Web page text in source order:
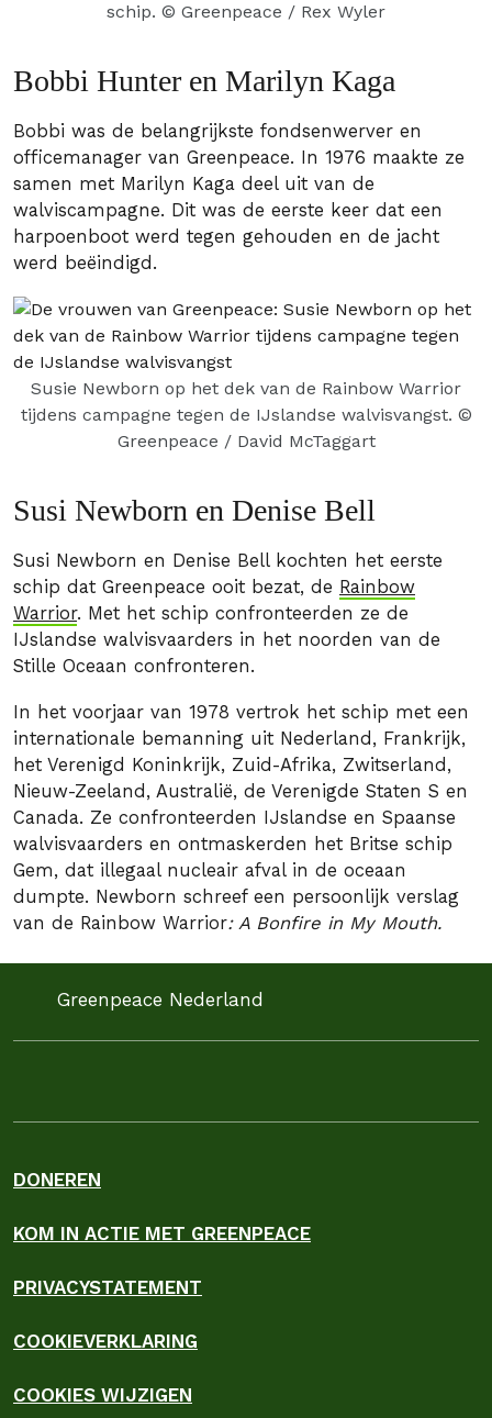
schip. © Greenpeace / Rex Wyler
Bobbi Hunter en Marilyn Kaga
Bobbi was de belangrijkste fondsenwerver en
officemanager van Greenpeace. In 1976 maakte ze
samen met Marilyn Kaga deel uit van de
walviscampagne. Dit was de eerste keer dat een
harpoenboot werd tegen gehouden en de jacht
werd beëindigd.
Susie Newborn op het dek van de Rainbow Warrior
tijdens campagne tegen de IJslandse walvisvangst. ©
Greenpeace / David McTaggart
Susi Newborn en Denise Bell
Susi Newborn en Denise Bell kochten het eerste
schip dat Greenpeace ooit bezat, de Rainbow
Warrior. Met het schip confronteerden ze de
IJslandse walvisvaarders in het noorden van de
Stille Oceaan confronteren.
In het voorjaar van 1978 vertrok het schip met een
internationale bemanning uit Nederland, Frankrijk,
het Verenigd Koninkrijk, Zuid-Afrika, Zwitserland,
Nieuw-Zeeland, Australië, de Verenigde Staten S en
Canada. Ze confronteerden IJslandse en Spaanse
walvisvaarders en ontmaskerden het Britse schip
Gem, dat illegaal nucleair afval in de oceaan
dumpte. Newborn schreef een persoonlijk verslag
van de Rainbow Warrior: A Bonfire in My Mouth.
Greenpeace Nederland
DONEREN
KOM IN ACTIE MET GREENPEACE
PRIVACYSTATEMENT
COOKIEVERKLARING
COOKIES WIJZIGEN